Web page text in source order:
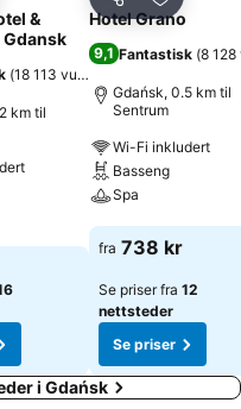
til i favoritter
&
(18 113 vurderinger
km til
Del Legg til
Hotel Grano
9,1 Fantastisk (8
Gdańsk, 0.5 km til
Sentrum
Wi-Fi inkludert
Basseng
Spa
Se priser
fra 738 kr
Se priser fra 12
nettsteder
Se priser
i Gdańsk